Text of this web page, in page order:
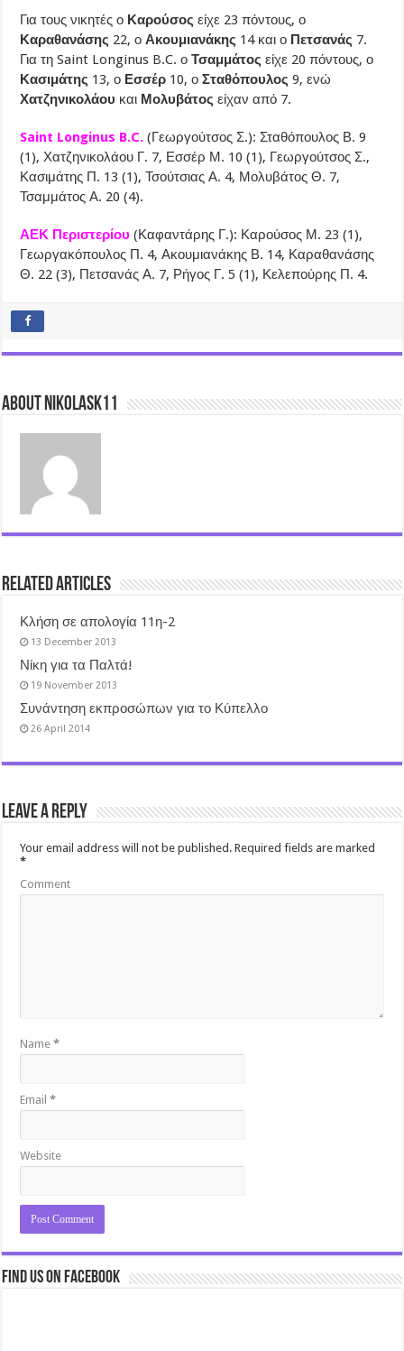
Για τους νικητές ο Καρούσοςείχε 23 πόντους, ο
Καραθανάσης 22, οΑκουμιανάκης 14 και ο Πετσανάς 7.
Για τη Saint Longinus B.C. οΤσαμμάτοςείχε 20 πόντους, ο
Κασιμάτης 13, ο Εσσέρ 10, οΣταθόπουλος9, ενώ
Χατζηνικολάου και Μολυβάτοςείχαν από 7.
Saint Longinus B.C. (Γεωργούτσος Σ.): Σταθόπουλος Β. 9
(1), Χατζηνικολάου Γ. 7, Εσσέρ Μ. 10 (1), Γεωργούτσος Σ.,
Κασιμάτης Π. 13 (1), Τσούτσιας Α. 4, Μολυβάτος Θ. 7,
Τσαμμάτος Α. 20 (4).
ΑΕΚ Περιστερίου(Καφαντάρης Γ.): Καρούσος Μ. 23 (1),
Γεωργακόπουλος Π. 4, Ακουμιανάκης Β. 14, Καραθανάσης
Θ. 22 (3), Πετσανάς Α. 7, Ρήγος Γ. 5 (1), Κελεπούρης Π. 4.
About nikolask11
Related Articles
Κλήση σε απολογία 11η-2
13 December 2013
Νίκη για τα Παλτά!
19 November 2013
Συνάντηση εκπροσώπων για το Κύπελλο
26 April 2014
Leave a Reply
Your email address will not be published. Required fields are marked
*
Comment
Name*
Email*
Website
Find us on Facebook